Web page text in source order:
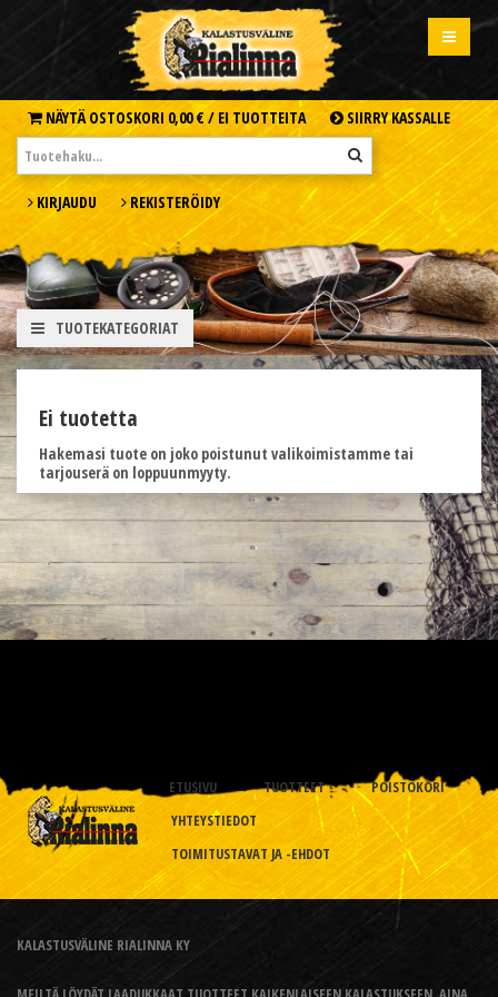
NÄYTÄ OSTOSKORI 0,00 € / EI TUOTTEITA SIIRRY KASSALLE
KIRJAUDU REKISTERÖIDY
TUOTEKATEGORIAT
Ei tuotetta
Hakemasi tuote on joko poistunut valikoimistamme tai
tarjouserä on loppuunmyyty.
ETUSIVU TUOTTEET
POISTOKORI
YHTEYSTIEDOT
TOIMITUSTAVAT JA -EHDOT
KALASTUSVÄLINE RIALINNA KY